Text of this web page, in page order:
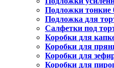
Подложки тонкие
Подложка для
Салфетки под
Коробки для
Коробки для
Коробки для
Коробки для